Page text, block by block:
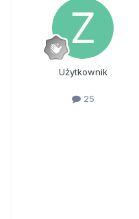
Użytkownik
25